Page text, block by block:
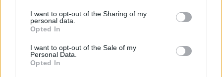
not limited to your visit or usage behaviour. You may click to
grant or deny consent to Google and its third-party tags to
use your data for below specified purposes in below Google
consent section.
I want to opt-out of the Sharing of my
personal data.
Opted In
I want to opt-out of the Sale of my
Personal Data.
Opted In
Πώς το Novibet Backend
Academy εκπαιδεύει τη νέα
γενιά engineers
τελευταίο αντίο στον
Χαλκιά, στο Α'